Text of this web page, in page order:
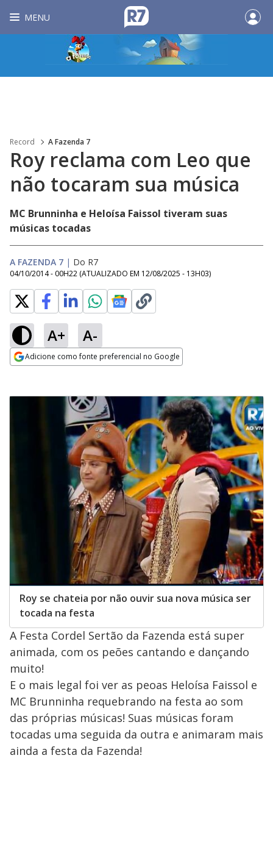
MENU
Record A Fazenda 7
Roy reclama com Leo que
não tocaram sua música
MC Brunninha e Heloísa Faissol tiveram suas
músicas tocadas
A FAZENDA 7 | Do R7
04/10/2014 - 00H22 (ATUALIZADO EM 12/08/2025 - 13H03)
A+ A-
Adicione como fonte preferencial no Google
Roy se chateia por não ouvir sua nova música ser
tocada na festa
A Festa Cordel Sertão da Fazenda está super
animada, com os peões cantando e dançando
muito!
E o mais legal foi ver as peoas Heloísa Faissol e
MC Brunninha requebrando na festa ao som
das próprias músicas! Suas músicas foram
tocadas uma seguida da outra e animaram mais
ainda a festa da Fazenda!